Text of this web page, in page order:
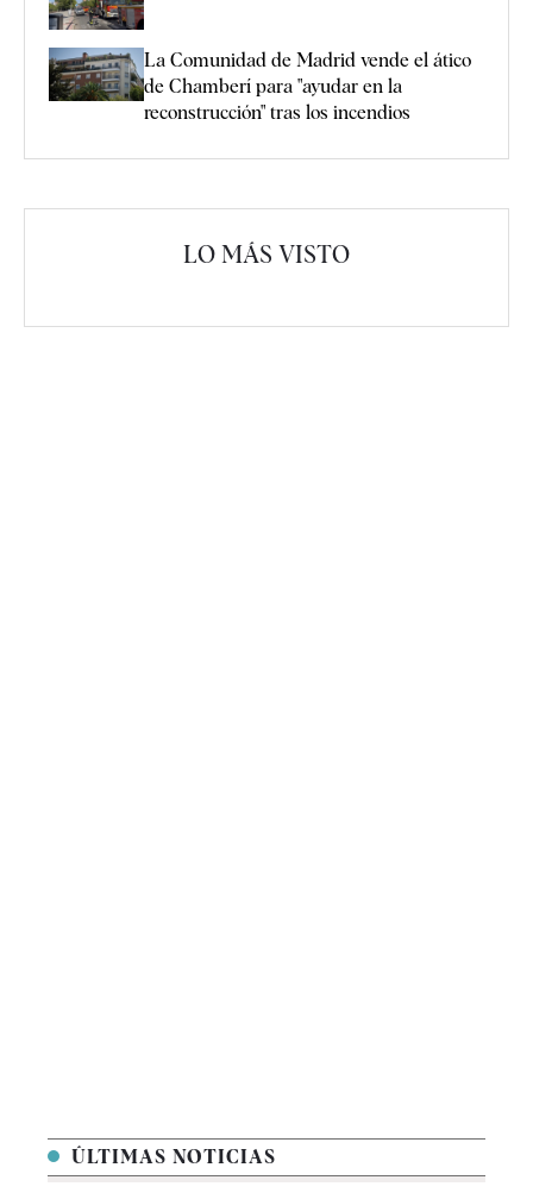
La Comunidad de Madrid vende el ático
de Chamberí para "ayudar en la
reconstrucción" tras los incendios
LO MÁS VISTO
ÚLTIMAS NOTICIAS